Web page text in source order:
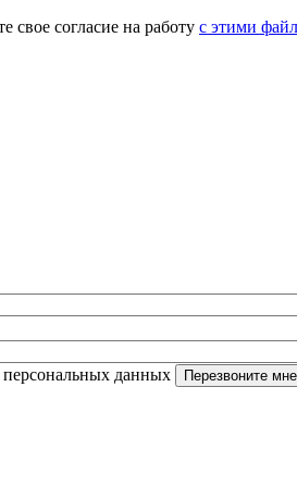
свое согласие на работу с этими
персональных данных